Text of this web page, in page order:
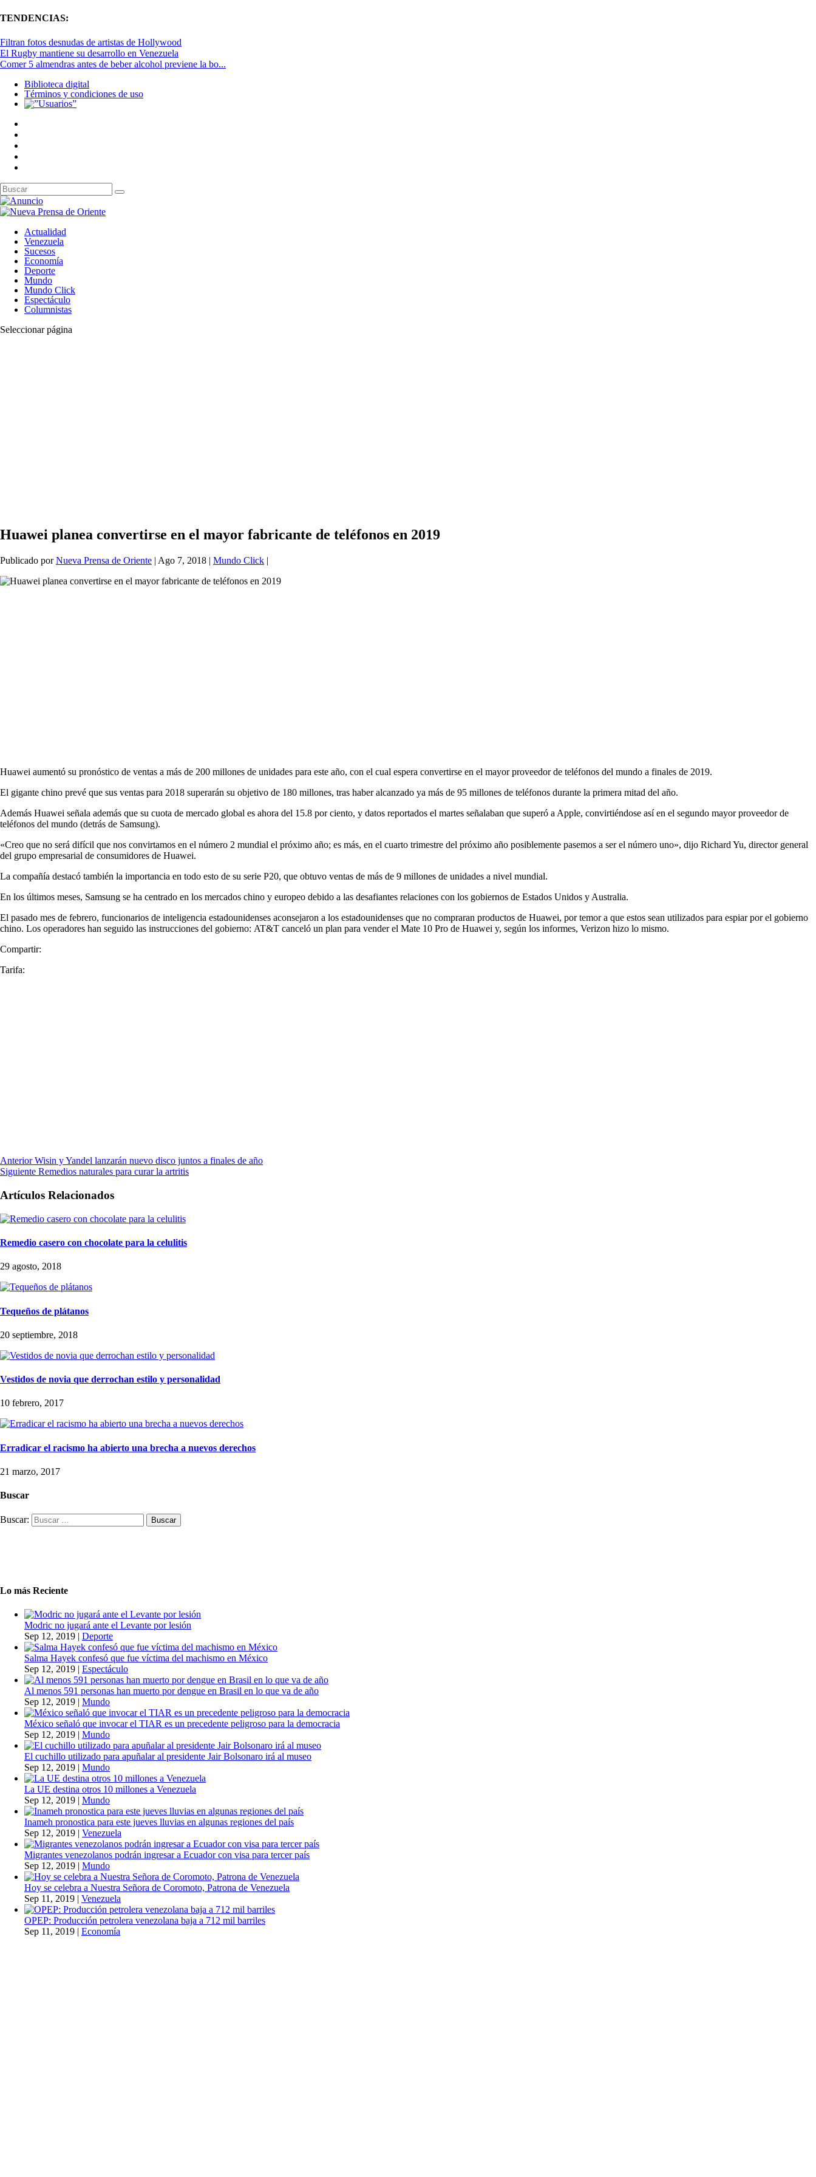
TENDENCIAS:
Filtran fotos desnudas de artistas de Hollywood
El Rugby mantiene su desarrollo en Venezuela
Comer 5 almendras antes de beber alcohol previene la bo...
Biblioteca digital
Términos y condiciones de uso
Actualidad
Venezuela
Sucesos
Economía
Deporte
Mundo
Mundo Click
Espectáculo
Columnistas
Seleccionar página
Huawei planea convertirse en el mayor fabricante de teléfonos en 2019
Publicado porNueva Prensa de Oriente | Ago 7, 2018 | Mundo Click |
Huawei aumentó su pronóstico de ventas a más de 200 millones de unidades para este año, con el cual espera convertirse en el mayor proveedor de teléfonos del mundo a finales de 2019.
El gigante chino prevé que sus ventas para 2018 superarán su objetivo de 180 millones, tras haber alcanzado ya más de 95 millones de teléfonos durante la primera mitad del año.
Además Huawei señala además que su cuota de mercado global es ahora del 15.8 por ciento, y datos reportados el martes señalaban que superó a Apple, convirtiéndose así en el segundo mayor proveedor de
teléfonos del mundo (detrás de Samsung).
«Creo que no será difícil que nos convirtamos en el número 2 mundial el próximo año; es más, en el cuarto trimestre del próximo año posiblemente pasemos a ser el número uno», dijo Richard Yu, director general
del grupo empresarial de consumidores de Huawei.
La compañía destacó también la importancia en todo esto de su serie P20, que obtuvo ventas de más de 9 millones de unidades a nivel mundial.
En los últimos meses, Samsung se ha centrado en los mercados chino y europeo debido a las desafiantes relaciones con los gobiernos de Estados Unidos y Australia.
El pasado mes de febrero, funcionarios de inteligencia estadounidenses aconsejaron a los estadounidenses que no compraran productos de Huawei, por temor a que estos sean utilizados para espiar por el gobierno
chino. Los operadores han seguido las instrucciones del gobierno: AT&T canceló un plan para vender el Mate 10 Pro de Huawei y, según los informes, Verizon hizo lo mismo.
Compartir:
Tarifa:
Anterior Wisin y Yandel lanzarán nuevo disco juntos a finales de año
Siguiente Remedios naturales para curar la artritis
Artículos Relacionados
Remedio casero con chocolate para la celulitis
29 agosto, 2018
Tequeños de plátanos
20 septiembre, 2018
Vestidos de novia que derrochan estilo y personalidad
10 febrero, 2017
Erradicar el racismo ha abierto una brecha a nuevos derechos
21 marzo, 2017
Buscar
Buscar:
Lo más Reciente
Modric no jugará ante el Levante por lesión
Sep 12, 2019 | Deporte
Salma Hayek confesó que fue víctima del machismo en México
Sep 12, 2019 | Espectáculo
Al menos 591 personas han muerto por dengue en Brasil en lo que va de año
Sep 12, 2019 | Mundo
México señaló que invocar el TIAR es un precedente peligroso para la democracia
Sep 12, 2019 | Mundo
El cuchillo utilizado para apuñalar al presidente Jair Bolsonaro irá al museo
Sep 12, 2019 | Mundo
La UE destina otros 10 millones a Venezuela
Sep 12, 2019 | Mundo
Inameh pronostica para este jueves lluvias en algunas regiones del país
Sep 12, 2019 | Venezuela
Migrantes venezolanos podrán ingresar a Ecuador con visa para tercer país
Sep 12, 2019 | Mundo
Hoy se celebra a Nuestra Señora de Coromoto, Patrona de Venezuela
Sep 11, 2019 | Venezuela
OPEP: Producción petrolera venezolana baja a 712 mil barriles
Sep 11, 2019 | Economía